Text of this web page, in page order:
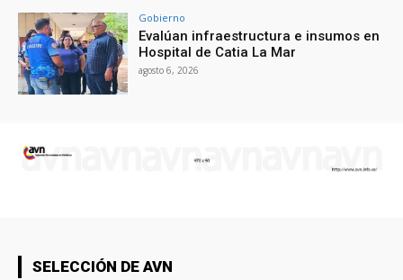
Gobierno
Evalúan infraestructura e insumos en
Hospital de Catia La Mar
agosto 6, 2026
SELECCIÓN DE AVN